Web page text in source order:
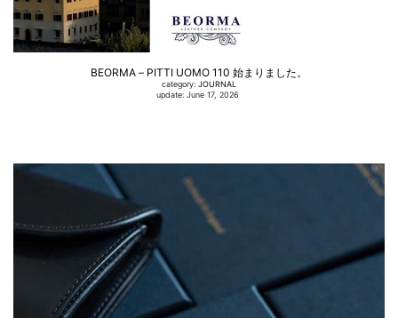
BEORMA – PITTI UOMO 110 始まりました。
category: JOURNAL
update: June 17, 2026